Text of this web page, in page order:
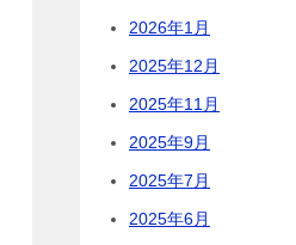
2026年1月
2025年12月
2025年11月
2025年9月
2025年7月
2025年6月